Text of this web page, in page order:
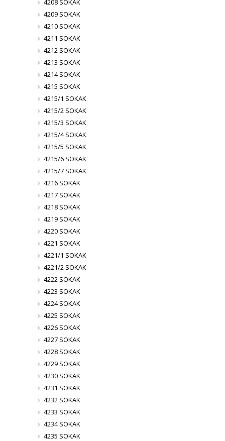
4208 SOKAK
4209 SOKAK
4210 SOKAK
4211 SOKAK
4212 SOKAK
4213 SOKAK
4214 SOKAK
4215 SOKAK
4215/1 SOKAK
4215/2 SOKAK
4215/3 SOKAK
4215/4 SOKAK
4215/5 SOKAK
4215/6 SOKAK
4215/7 SOKAK
4216 SOKAK
4217 SOKAK
4218 SOKAK
4219 SOKAK
4220 SOKAK
4221 SOKAK
4221/1 SOKAK
4221/2 SOKAK
4222 SOKAK
4223 SOKAK
4224 SOKAK
4225 SOKAK
4226 SOKAK
4227 SOKAK
4228 SOKAK
4229 SOKAK
4230 SOKAK
4231 SOKAK
4232 SOKAK
4233 SOKAK
4234 SOKAK
4235 SOKAK